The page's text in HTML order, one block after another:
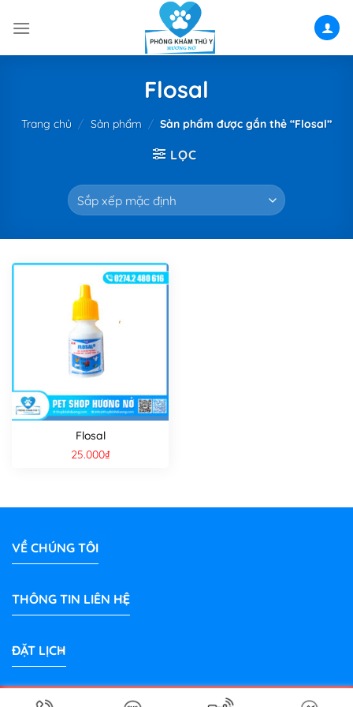
Flosal
Trang chủ / Sản phẩm / Sản phẩm được gắn thẻ “Flosal”
LỌC
Flosal
25.000₫
VỀ CHÚNG TÔI
THÔNG TIN LIÊN HỆ
ĐẶT LỊCH
Bản quyền 2026 © Phòng Khám Thú Y Hương Nở Bình Dương |